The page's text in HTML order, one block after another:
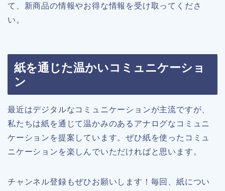
て、新商品の情報やお得な情報を受け取ってくださ
い。
紙を通じた温かいコミュニケーショ
ン
最近はデジタルなコミュニケーションが主流ですが、
私たちは紙を通じて温かみのあるアナログなコミュニ
ケーションを提案しています。ぜひ紙を使ったコミュ
ニケーションを楽しんでいただければと思います。
チャンネル登録もぜひお願いします！毎回、紙につい